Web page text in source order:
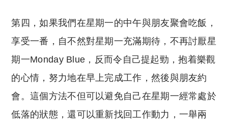
第四，如果我們在星期一的中午與朋友聚會吃飯，
享受一番，自不然對星期一充滿期待，不再討厭星
期一Monday Blue，反而令自己提起勁，抱着樂觀
的心情，努力地在早上完成工作，然後與朋友約
會。這個方法不但可以避免自己在星期一經常處於
低落的狀態，還可以重新找回工作動力，一舉兩